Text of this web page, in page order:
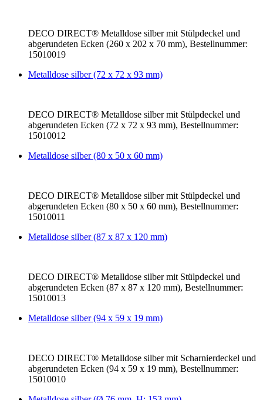
DECO DIRECT® Metalldose silber mit Stülpdeckel und
abgerundeten Ecken (260 x 202 x 70 mm), Bestellnummer:
15010019
Metalldose silber (72 x 72 x 93 mm)
DECO DIRECT® Metalldose silber mit Stülpdeckel und
abgerundeten Ecken (72 x 72 x 93 mm), Bestellnummer:
15010012
Metalldose silber (80 x 50 x 60 mm)
DECO DIRECT® Metalldose silber mit Stülpdeckel und
abgerundeten Ecken (80 x 50 x 60 mm), Bestellnummer:
15010011
Metalldose silber (87 x 87 x 120 mm)
DECO DIRECT® Metalldose silber mit Stülpdeckel und
abgerundeten Ecken (87 x 87 x 120 mm), Bestellnummer:
15010013
Metalldose silber (94 x 59 x 19 mm)
DECO DIRECT® Metalldose silber mit Scharnierdeckel und
abgerundeten Ecken (94 x 59 x 19 mm), Bestellnummer:
15010010